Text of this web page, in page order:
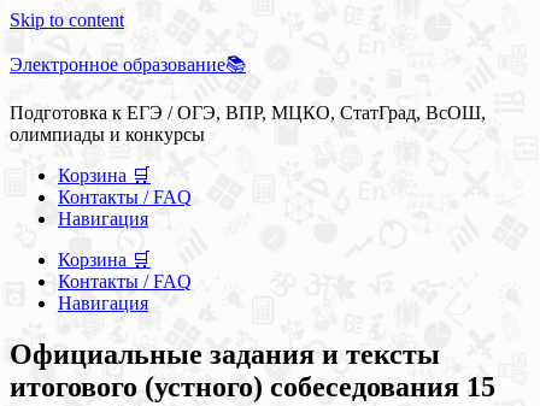
Skip to content
Электронное образование📚
Подготовка к ЕГЭ / ОГЭ, ВПР, МЦКО, СтатГрад, ВсОШ,
олимпиады и конкурсы
Корзина 🛒
Контакты / FAQ
Навигация
Корзина 🛒
Контакты / FAQ
Навигация
Официальные задания и тексты
итогового (устного) собеседования 15